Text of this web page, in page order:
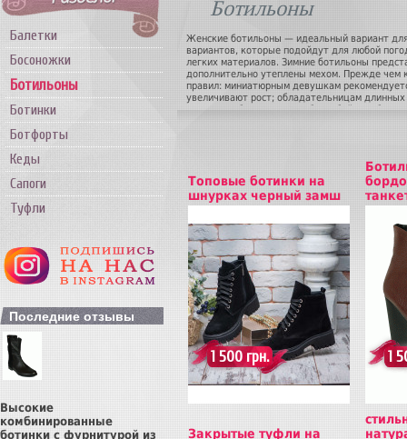
Балетки
Босоножки
Ботильоны
Ботинки
Ботфорты
Кеды
Сапоги
Туфли
Последние отзывы
Высокие
комбинированные
ботинки с фурнитурой из
Ботильоны
Женские ботильоны — идеальный вариант
вариантов, которые подойдут для любой
легких материалов. Зимние ботильоны
дополнительно утеплены мехом. Прежде чем
правил: миниатюрным девушкам
увеличивают рост; обладательницам
толстом каблучке или вообще обойтись без
вы сможете купить ботильоны как для
Топовые ботинки на
шнурках черный замш
Купить
1 500 грн. 1
Закрытые туфли на